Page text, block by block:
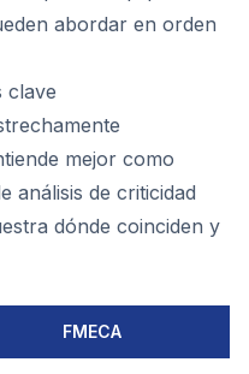
abordar en orden
clave
mejor como
análisis de criticidad
dónde coinciden y
FMECA